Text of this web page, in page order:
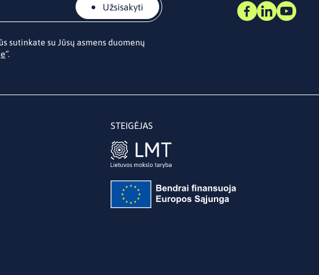
Užsisakyti
sutinkate su Jūsų asmens duomenų
”.
STEIGĖJAS